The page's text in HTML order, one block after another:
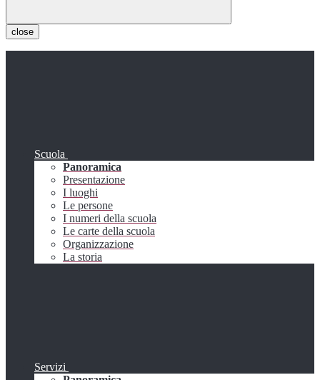
close
Scuola
Panoramica
Presentazione
I luoghi
Le persone
I numeri della scuola
Le carte della scuola
Organizzazione
La storia
Servizi